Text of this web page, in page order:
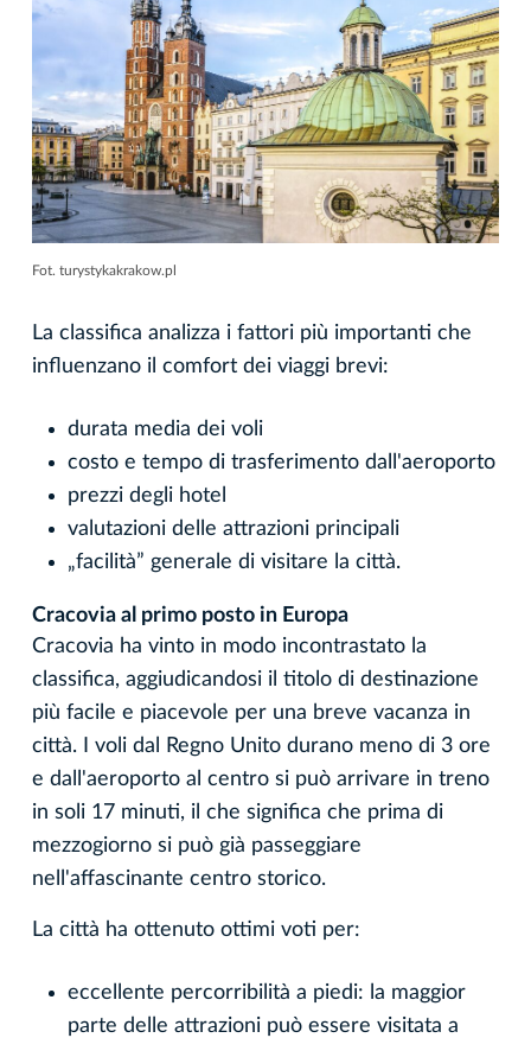
Fot. turystykakrakow.pl
La classifica analizza i fattori più importanti che
influenzano il comfort dei viaggi brevi:
durata media dei voli
costo e tempo di trasferimento dall'aeroporto
prezzi degli hotel
valutazioni delle attrazioni principali
„facilità” generale di visitare la città.
Cracovia al primo posto in Europa
Cracovia ha vinto in modo incontrastato la
classifica, aggiudicandosi il titolo di destinazione
più facile e piacevole per una breve vacanza in
città. I voli dal Regno Unito durano meno di 3 ore
e dall'aeroporto al centro si può arrivare in treno
in soli 17 minuti, il che significa che prima di
mezzogiorno si può già passeggiare
nell'affascinante centro storico.
La città ha ottenuto ottimi voti per:
eccellente percorribilità a piedi: la maggior
parte delle attrazioni può essere visitata a